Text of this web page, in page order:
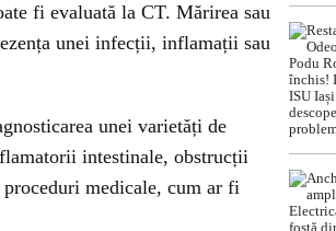
fi evaluată la CT. Mărirea sau
unei infecții, inflamații sau
unei varietăți de
intestinale, obstrucții
medicale, cum ar fi